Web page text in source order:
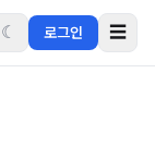
☾ 로그인 ☰